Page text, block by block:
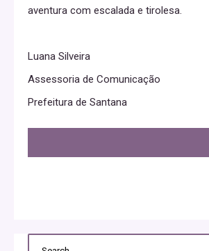
aventura com escalada e tirolesa.
Luana Silveira
Assessoria de Comunicação
Prefeitura de Santana